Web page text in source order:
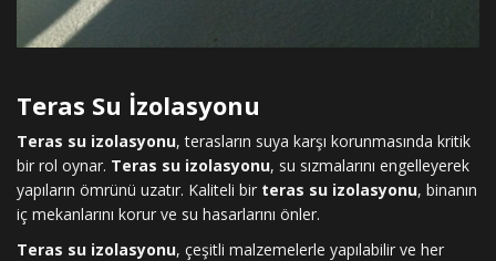
Teras Su İzolasyonu
Teras su izolasyonu, terasların suya karşı korunmasında kritik
bir rol oynar. Teras su izolasyonu, su sızmalarını engelleyerek
yapıların ömrünü uzatır. Kaliteli bir teras su izolasyonu, binanın
iç mekanlarını korur ve su hasarlarını önler.
Teras su izolasyonu, çeşitli malzemelerle yapılabilir ve her